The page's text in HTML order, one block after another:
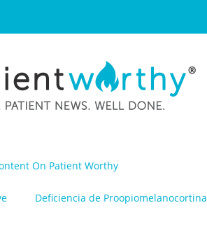
On Patient Worthy
Deficiencia de Proopiomelanocortina